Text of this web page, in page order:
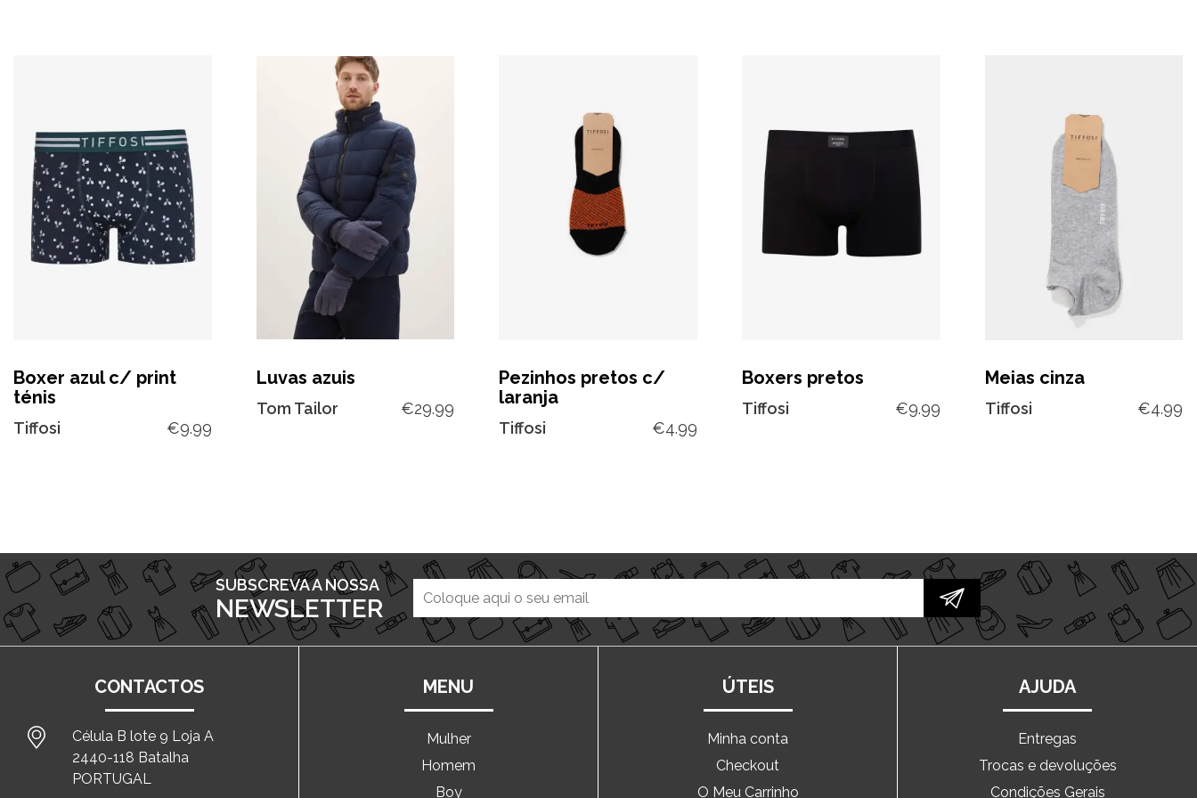
Boxer azul c/ print
ténis
Tiffosi €9.99
Luvas azuis
Tom Tailor €29.99
Pezinhos pretos c/
laranja
Tiffosi €4.99
Boxers pretos
Tiffosi €9.99
Meias cinza
Tiffosi €4.99
SUBSCREVA A NOSSA
NEWSLETTER
CONTACTOS
Célula B lote 9 Loja A
2440-118 Batalha
PORTUGAL
MENU
Mulher
Homem
Boy
ÚTEIS
Minha conta
Checkout
O Meu Carrinho
AJUDA
Entregas
Trocas e devoluções
Condições Gerais